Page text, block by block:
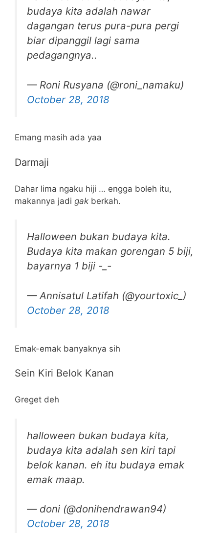
budaya kita adalah nawar
dagangan terus pura-pura pergi
biar dipanggil lagi sama
pedagangnya..
— Roni Rusyana (@roni_namaku)
October 28, 2018
Emang masih ada yaa
Darmaji
Dahar lima ngaku hiji … engga boleh itu,
makannya jadi gak berkah.
Halloween bukan budaya kita.
Budaya kita makan gorengan 5 biji,
bayarnya 1 biji -_-
— Annisatul Latifah (@yourtoxic_)
October 28, 2018
Emak-emak banyaknya sih
Sein Kiri Belok Kanan
Greget deh
halloween bukan budaya kita,
budaya kita adalah sen kiri tapi
belok kanan. eh itu budaya emak
emak maap.
— doni (@donihendrawan94)
October 28, 2018